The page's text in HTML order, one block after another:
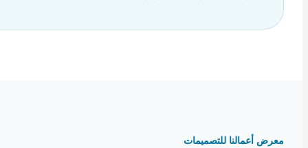
أعمالنا للتصميمات